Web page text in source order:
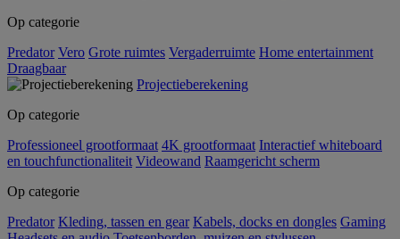
Op categorie
Predator Vero Grote ruimtes Vergaderruimte Home entertainment
Draagbaar
Projectieberekening
Op categorie
Professioneel grootformaat 4K grootformaat Interactief whiteboard
en touchfunctionaliteit Videowand Raamgericht scherm
Op categorie
Predator Kleding, tassen en gear Kabels, docks en dongles Gaming